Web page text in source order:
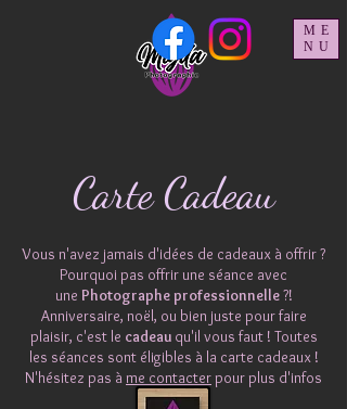
ME
NU
Carte Cadeau
Vous n'avez jamais d'idées de cadeaux à offrir ?
Pourquoi pas offrir une séance avec
une Photographe professionnelle?!
Anniversaire, noël, ou bien juste pour faire
plaisir, c'est le cadeauqu'il vous faut ! Toutes
les séances sont éligibles à la carte cadeaux !
N'hésitez pas à me contacter pour plus d'infos
:-)